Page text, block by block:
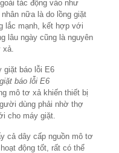
tác động vào như
nữa là do lồng giặt
lắc mạnh, kết hợp với
lâu ngày cũng là nguyên
xả.
báo lỗi E6
mô tơ xả khiến thiết bị
dùng phải nhờ thợ
cho máy giặt.
cả dây cấp nguồn mô tơ
động tốt, rất có thể